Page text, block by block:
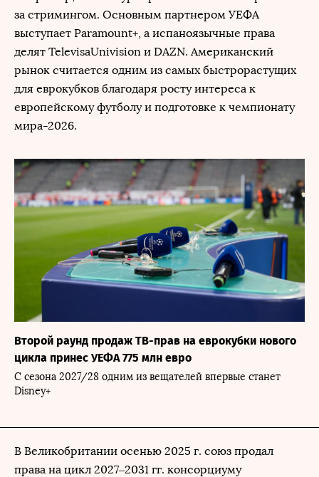
за стримингом. Основным партнером УЕФА
выступает Paramount+, а испаноязычные права
делят TelevisaUnivision и DAZN. Американский
рынок считается одним из самых быстрорастущих
для еврокубков благодаря росту интереса к
европейскому футболу и подготовке к чемпионату
мира-2026.
Второй раунд продаж ТВ-прав на еврокубки нового
цикла принес УЕФА 775 млн евро
С сезона 2027/28 одним из вещателей впервые станет
Disney+
В Великобритании осенью 2025 г. союз продал
права на цикл 2027–2031 гг. консорциуму